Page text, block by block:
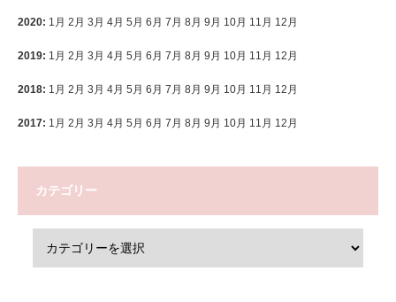
2020: 1月 2月 3月 4月 5月 6月 7月 8月 9月 10月 11月 12月
2019: 1月 2月 3月 4月 5月 6月 7月 8月 9月 10月 11月 12月
2018: 1月 2月 3月 4月 5月 6月 7月 8月 9月 10月 11月 12月
2017: 1月 2月 3月 4月 5月 6月 7月 8月 9月 10月 11月 12月
カテゴリー